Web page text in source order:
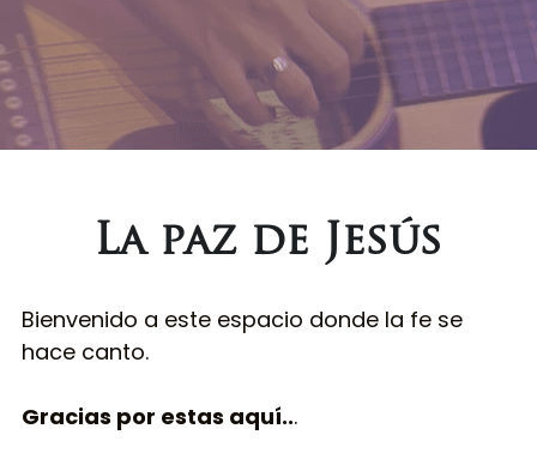
La paz de Jesús
Bienvenido a este espacio donde la fe se
hace canto.
Gracias por estas aquí...